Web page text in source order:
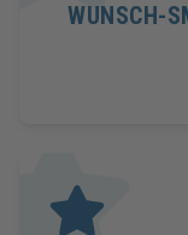
WUNSCH-